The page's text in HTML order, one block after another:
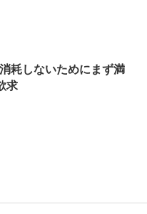
耗しないためにまず満
求